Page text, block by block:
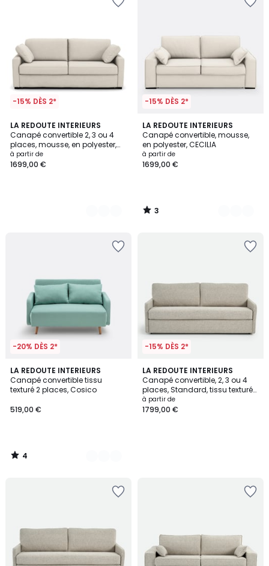
-15% DÈS 2*
LA REDOUTE INTERIEURS
Canapé convertible 2, 3 ou 4
places, mousse, en polyester,
TIMOR
à partir de
1699,00 €
3
Couleurs
-15% DÈS 2*
LA REDOUTE INTERIEURS
Canapé convertible, mousse,
en polyester, CECILIA
à partir de
1699,00 €
3
/
5
3
Couleurs
3
/
-20% DÈS 2*
LA REDOUTE INTERIEURS
Canapé convertible tissu
texturé 2 places, Cosico
519,00 €
4
/
5
2
Couleurs
4
/
-15% DÈS 2*
LA REDOUTE INTERIEURS
Canapé convertible, 2, 3 ou 4
places, Standard, tissu texturé
moucheté, MARTA
à partir de
1799,00 €